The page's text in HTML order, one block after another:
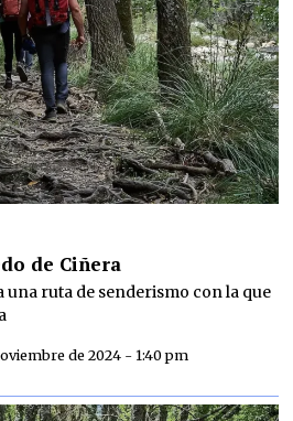
de Ciñera
una ruta de senderismo con la que
de 2024 - 1:40 pm